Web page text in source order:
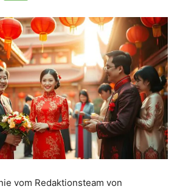
Portal
rund
um
vom Redaktionsteam von